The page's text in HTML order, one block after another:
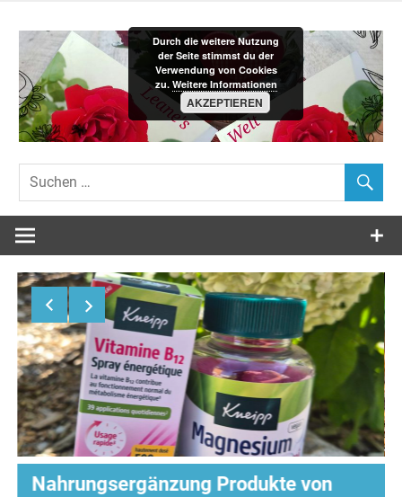
Inhalt
springen
Leane´s-
Welt
Nahrungsergänzung Produkte von
Durch die weitere Nutzung
der Seite stimmst du der
Verwendung von Cookies
zu. Weitere Informationen
AKZEPTIEREN